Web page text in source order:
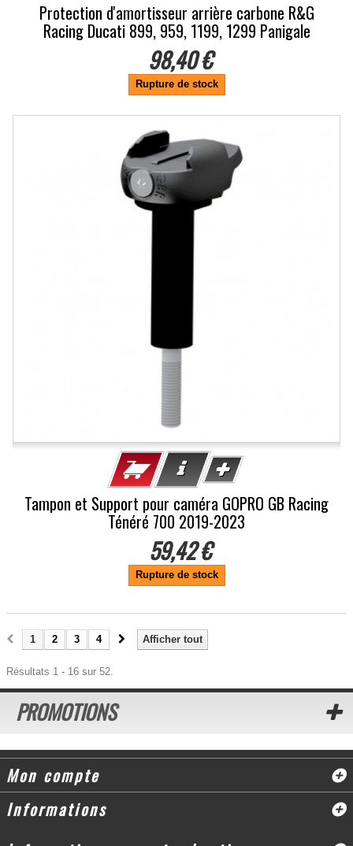
Protection d'amortisseur arrière carbone R&G
Racing Ducati 899, 959, 1199, 1299 Panigale
98,40 €
Rupture de stock
Tampon et Support pour caméra GOPRO GB Racing
Ténéré 700 2019-2023
59,42 €
Rupture de stock
Afficher tout
1 2 3 4
Résultats 1 - 16 sur 52.
PROMOTIONS
Mon compte
Informations